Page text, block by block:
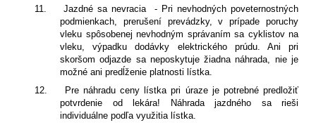
11.
Jazdné sa nevracia
- Pri nevhodných poveternostných
podmienkach, prerušení prevádzky, v prípade poruchy
vleku spôsobenej nevhodným správaním sa cyklistov na
vleku, výpadku dodávky elektrického prúdu. Ani pri
skoršom odjazde sa neposkytuje žiadna náhrada, nie je
možné ani predĺženie platnosti lístka.
12.
Pre náhradu ceny lístka pri úraze je potrebné predložiť
potvrdenie od lekára! Náhrada jazdného sa rieši
individuálne podľa využitia lístka.